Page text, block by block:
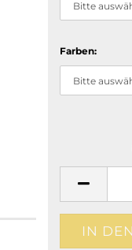
Farben: